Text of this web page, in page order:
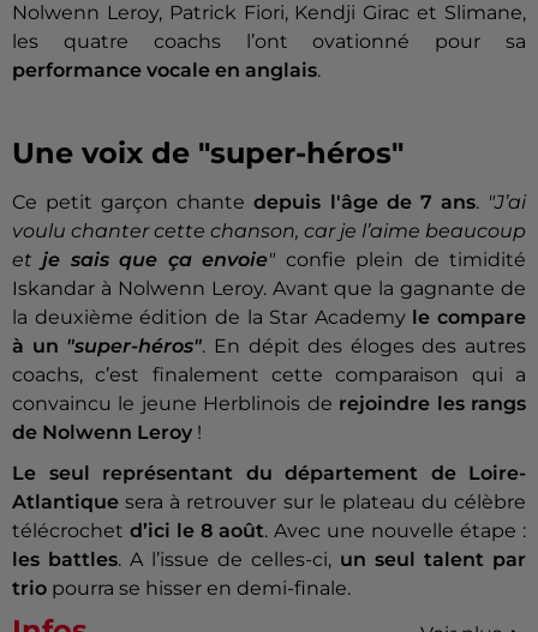
Nolwenn Leroy, Patrick Fiori, Kendji Girac et Slimane,
les quatre coachs l’ont ovationné pour sa
performance vocale en anglais.
Une voix de "super-héros"
Ce petit garçon chantedepuis l'âge de 7 ans. "J’ai
voulu chanter cette chanson, car je l’aime beaucoup
etje sais que ça envoie" confie plein de timidité
Iskandar à Nolwenn Leroy. Avant que la gagnante de
la deuxième édition de la Star Academy le compare
à un "super-héros". En dépit des éloges des autres
coachs, c’est finalement cette comparaison qui a
convaincu le jeune Herblinois de rejoindre les rangs
de Nolwenn Leroy !
Le seul représentant du département de Loire-
Atlantique sera à retrouver sur le plateau du célèbre
télécrochet d’ici le 8 août. Avec une nouvelle étape :
les battles. A l’issue de celles-ci, un seul talent par
trio pourra se hisser en demi-finale.